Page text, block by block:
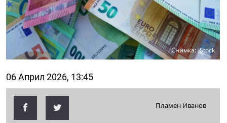
Снимка: iStock
06 Април 2026, 13:45
Пламен Иванов